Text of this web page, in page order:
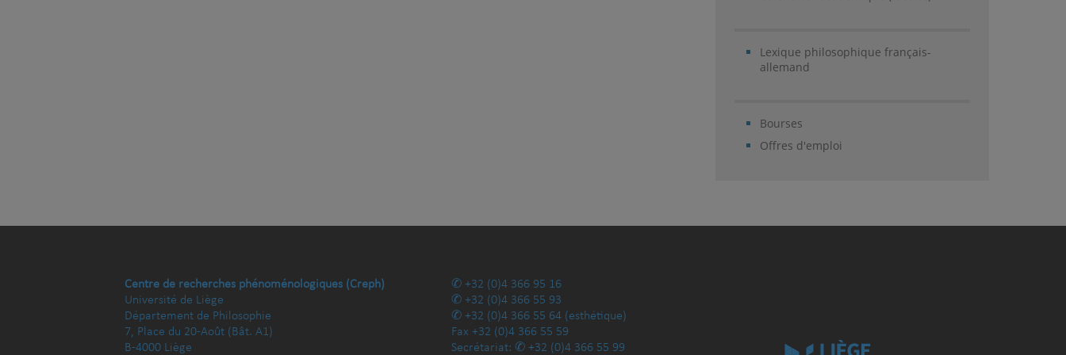
Lexique philosophique français-
allemand
Bourses
Offres d'emploi
Centre de recherches phénoménologiques (Creph)
Université de Liège
Département de Philosophie
7, Place du 20-Août (Bât. A1)
B-4000 Liège
+32 (0)4 366 95 16
+32 (0)4 366 55 93
+32 (0)4 366 55 64 (esthétique)
Fax +32 (0)4 366 55 59
Secrétariat:
+32 (0)4 366 55 99